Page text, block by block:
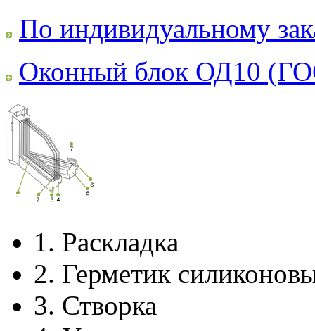
По индивидуальному
Оконный блок ОД10
1. Раскладка
2. Герметик
3. Створка